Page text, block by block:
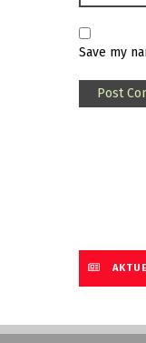
Save my